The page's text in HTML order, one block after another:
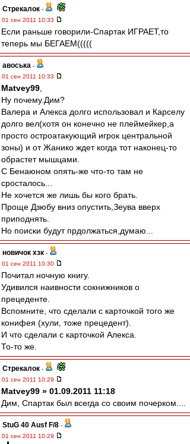
Стрекалок -
01 сен 2011 10:33
Если раньше говорили-Спартак ИГРАЕТ,то
теперь мы БЕГАЕМ(((((
авоська -
01 сен 2011 10:33
Matvey99
Ну почему.Дим?
Валера и Алекса долго использовал и Карселу
долго вел(хотя он конечно не плеймейкер,а
просто остроатакующий игрок центральной
зоны) и от Жанико ждет когда тот наконец-то
обрастет мышцами.
C Бенаюном опять-же что-то там не
сросталось...
Не хочется же лишь бы кого брать.
Проще Дзюбу вниз опустить,Зеува вверх
приподнять.
Но поиски будут прдолжаться,думаю...
новичок хзк -
01 сен 2011 10:30
Почитал ночную книгу.
Удивился наивности сокнижников о
прецеденте.
Вспомните, что сделали с карточкой того же
конифея (хули, тоже прецедент).
И что сделали с карточкой Алекса.
То-то же.
Стрекалок -
01 сен 2011 10:29
Matvey99 » 01.09.2011 11:18
Дим, Спартак был всегда со своим почерком....
StuG 40 Ausf F/8 -
01 сен 2011 10:29